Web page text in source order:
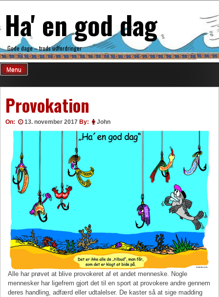
content
Ha' en god dag
Gode dage – trods udfordringer
Menu
Provokation
On: 13. november 2017 By: John
Alle har prøvet at blive provokeret af et andet menneske. Nogle
mennesker har ligefrem gjort det til en sport at provokere andre gennem
deres handling, adfærd eller udtalelser. De kaster så at sige madding